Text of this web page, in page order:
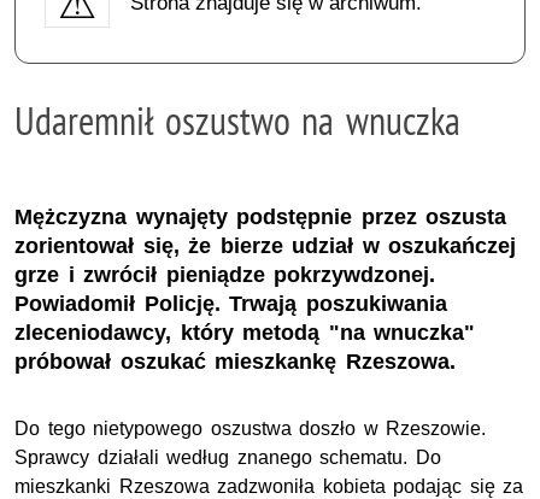
Udaremnił oszustwo na wnuczka
Mężczyzna wynajęty podstępnie przez oszusta
zorientował się, że bierze udział w oszukańczej
grze i zwrócił pieniądze pokrzywdzonej.
Powiadomił Policję. Trwają poszukiwania
zleceniodawcy, który metodą "na wnuczka"
próbował oszukać mieszkankę Rzeszowa.
Do tego nietypowego oszustwa doszło w Rzeszowie.
Sprawcy działali według znanego schematu. Do
mieszkanki Rzeszowa zadzwoniła kobieta podając się za